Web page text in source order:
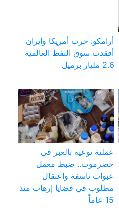
أرامكو: حرب أمريكا وإيران
أفقدت سوق النفط العالمية
2.6 مليار برميل
عملية نوعية بالعبر في
حضرموت.. ضبط معمل
عبوات ناسفة واعتقال
مطلوب في قضايا إرهاب منذ
15 عاماً